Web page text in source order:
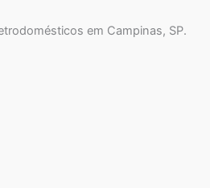
em Campinas, SP.